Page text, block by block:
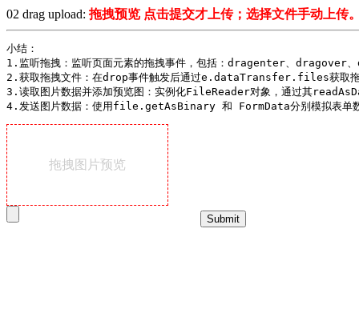
02 drag upload: 拖拽预览 点击提交才上传；选择文件手动上传
小结：
1.监听拖拽：监听页面元素的拖拽事件，包括：dragenter、dragover
2.获取拖拽文件：在drop事件触发后通过e.dataTransfer.files获取拖
3.读取图片数据并添加预览图：实例化FileReader对象，通过其
拖拽图片预览